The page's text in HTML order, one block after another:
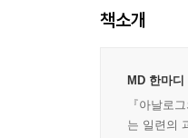
책소개
MD 한마디
『아날로
는 일련의